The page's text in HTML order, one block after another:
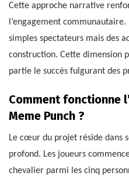
Cette approche narrative
l’engagement
simples spectateurs mais des
construction. Cette dimension
partie le succès fulgurant des
Comment fonctionne
Meme Punch ?
Le cœur du projet réside dans
profond. Les joueurs
chevalier parmi les cinq